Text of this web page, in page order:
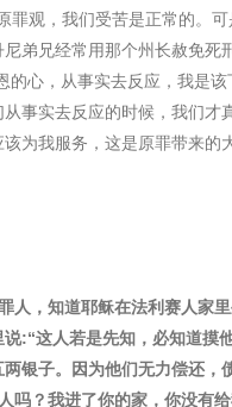
罪观，我们受苦是正常的。
弟兄经常用那个州⻓赦免
心，从事实去反应，我是
事实去反应的时候，我们
为我服务，这是原罪带来的
，知道耶稣在法利赛人家
说:“这人若是先知，必知道摸
银子。因为他们无力偿还
吗？我进了你的家，你没有